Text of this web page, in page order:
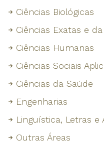
Ciências Biológicas
Ciências Exatas e da
Ciências Humanas
Ciências Sociais
Ciências da Saúde
Engenharias
Linguística, Letras e
Outras Áreas